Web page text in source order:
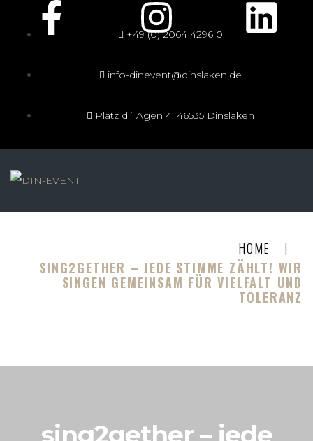
+49 (0) 2064 4296 0
info-dinevent@dinslaken.de
Platz d´ Agen 4, 46535 Dinslaken
HOME
|
SING2GETHER – JEDE STIMME ZÄHLT! WIR
SINGEN GEMEINSAM FÜR VIELFALT UND
TOLERANZ
sing2gether – jede